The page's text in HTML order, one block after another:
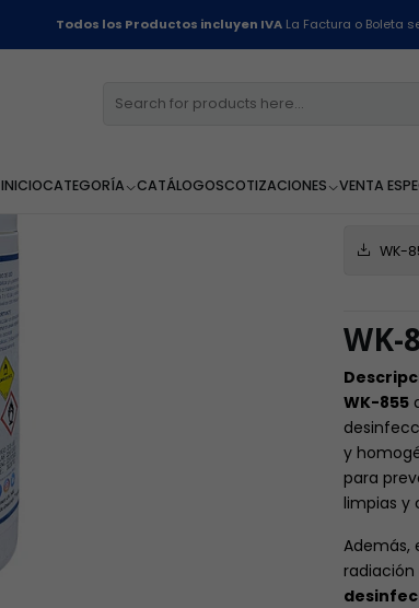
INICIOCATEGORÍA CATÁLOGOSCOTIZACIONES VENTA
Todos los Productos incluyen IVALa Factura o Boleta
Home Línea Industrial Cloro en
WK-
WK-
WK-855
y
para
limpias y
Además,